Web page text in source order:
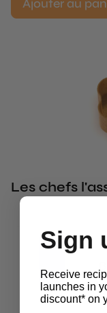
Ajouter au
Les chefs
$
Sign
Receive
launches in
discount* on